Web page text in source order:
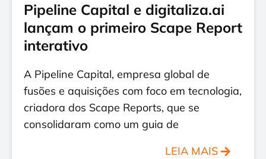
Pipeline Capital e digitaliza.ai
lançam o primeiro Scape Report
interativo
A Pipeline Capital, empresa global de
fusões e aquisições com foco em tecnologia,
criadora dos Scape Reports, que se
consolidaram como um guia de
LEIA MAIS